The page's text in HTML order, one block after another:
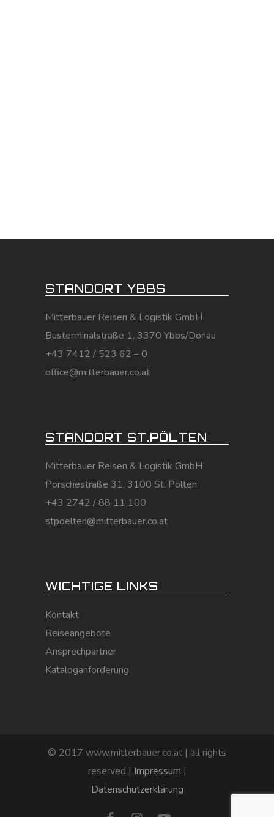
STANDORT YBBS
Mitterbauer Reisen & Logistik GmbH
Busterminalstraße 1, 3370 Ybbs/Donau
+43 7412 / 523 62 – 0
office@mitterbauer.co.at
STANDORT ST.PÖLTEN
Mitterbauer Reisen & Logistik GmbH
Porschestraße 31, 3100 St. Pölten
+43 2742 / 88 11 100
stpoelten@mitterbauer.co.at
WICHTIGE LINKS
Kontakt
Reiseangebote
Ansprechpartner
Kataloganforderung
© 2017 www.mitterbauer.co.at | all rights
reserved | Impressum |
Datenschutzerklärung